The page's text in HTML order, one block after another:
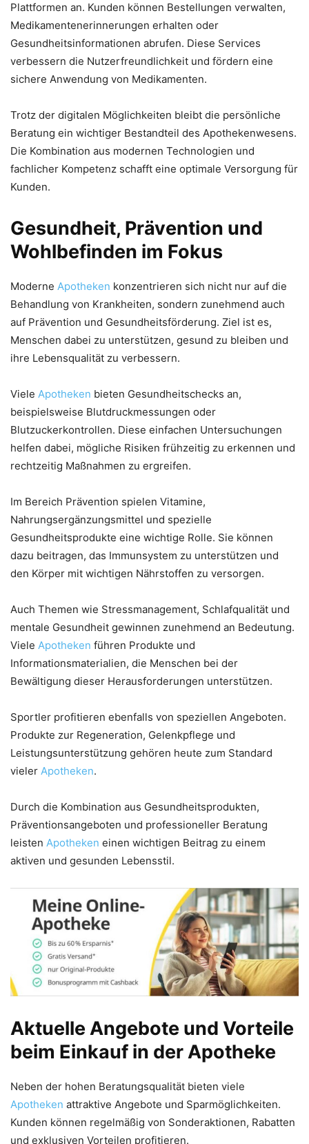
Plattformen an. Kunden können Bestellungen verwalten,
Medikamentenerinnerungen erhalten oder
Gesundheitsinformationen abrufen. Diese Services
verbessern die Nutzerfreundlichkeit und fördern eine
sichere Anwendung von Medikamenten.
Trotz der digitalen Möglichkeiten bleibt die persönliche
Beratung ein wichtiger Bestandteil des Apothekenwesens.
Die Kombination aus modernen Technologien und
fachlicher Kompetenz schafft eine optimale Versorgung für
Kunden.
Gesundheit, Prävention und
Wohlbefinden im Fokus
Moderne Apotheken konzentrieren sich nicht nur auf die
Behandlung von Krankheiten, sondern zunehmend auch
auf Prävention und Gesundheitsförderung. Ziel ist es,
Menschen dabei zu unterstützen, gesund zu bleiben und
ihre Lebensqualität zu verbessern.
Viele Apotheken bieten Gesundheitschecks an,
beispielsweise Blutdruckmessungen oder
Blutzuckerkontrollen. Diese einfachen Untersuchungen
helfen dabei, mögliche Risiken frühzeitig zu erkennen und
rechtzeitig Maßnahmen zu ergreifen.
Im Bereich Prävention spielen Vitamine,
Nahrungsergänzungsmittel und spezielle
Gesundheitsprodukte eine wichtige Rolle. Sie können
dazu beitragen, das Immunsystem zu unterstützen und
den Körper mit wichtigen Nährstoffen zu versorgen.
Auch Themen wie Stressmanagement, Schlafqualität und
mentale Gesundheit gewinnen zunehmend an Bedeutung.
Viele Apotheken führen Produkte und
Informationsmaterialien, die Menschen bei der
Bewältigung dieser Herausforderungen unterstützen.
Sportler profitieren ebenfalls von speziellen Angeboten.
Produkte zur Regeneration, Gelenkpflege und
Leistungsunterstützung gehören heute zum Standard
vieler Apotheken.
Durch die Kombination aus Gesundheitsprodukten,
Präventionsangeboten und professioneller Beratung
leisten Apotheken einen wichtigen Beitrag zu einem
aktiven und gesunden Lebensstil.
Aktuelle Angebote und Vorteile
beim Einkauf in der Apotheke
Neben der hohen Beratungsqualität bieten viele
Apotheken attraktive Angebote und Sparmöglichkeiten.
Kunden können regelmäßig von Sonderaktionen, Rabatten
und exklusiven Vorteilen profitieren.